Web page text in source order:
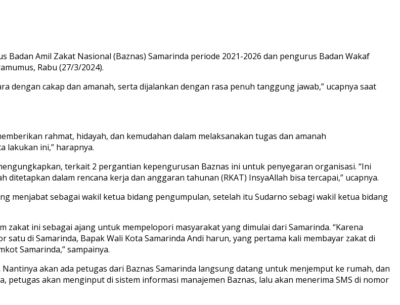
Badan Amil Zakat Nasional (Baznas) Samarinda periode 2021-2026 dan pengurus Badan Wakaf
Rabu (27/3/2024).
dengan cakap dan amanah, serta dijalankan dengan rasa penuh tanggung jawab,” ucapnya saat
rahmat, hidayah, dan kemudahan dalam melaksanakan tugas dan amanah
lakukan ini,” harapnya.
terkait 2 pergantian kepengurusan Baznas ini untuk penyegaran organisasi. “Ini
dalam rencana kerja dan anggaran tahunan (RKAT) InsyaAllah bisa tercapai,” ucapnya.
menjabat sebagai wakil ketua bidang pengumpulan, setelah itu Sudarno sebagi wakil ketua bidang
ini sebagai ajang untuk mempelopori masyarakat yang dimulai dari Samarinda. “Karena
di Samarinda, Bapak Wali Kota Samarinda Andi harun, yang pertama kali membayar zakat di
Samarinda,” sampainya.
akan ada petugas dari Baznas Samarinda langsung datang untuk menjemput ke rumah, dan
petugas akan menginput di sistem informasi manajemen Baznas, lalu akan menerima SMS di nomor